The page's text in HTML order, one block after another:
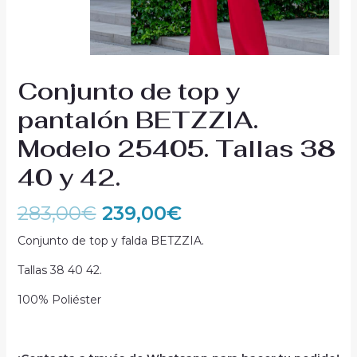
Conjunto de top y
pantalón BETZZIA.
Modelo 25405. Tallas 38
40 y 42.
283,00€ 239,00€
Conjunto de top y falda BETZZIA.
Tallas 38 40 42.
100% Poliéster